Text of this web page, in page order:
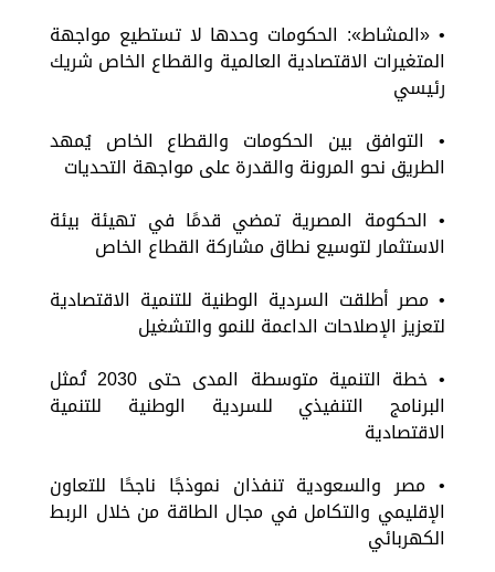
• «المشاط»: الحكومات وحدها لا تستطيع مواجهة
المتغيرات الاقتصادية العالمية والقطاع الخاص شريك
رئيسي
• التوافق بين الحكومات والقطاع الخاص يُمهد
الطريق نحو المرونة والقدرة على مواجهة التحديات
• الحكومة المصرية تمضي قدمًا في تهيئة بيئة
الاستثمار لتوسيع نطاق مشاركة القطاع الخاص
• مصر أطلقت السردية الوطنية للتنمية الاقتصادية
لتعزيز الإصلاحات الداعمة للنمو والتشغيل
• خطة التنمية متوسطة المدى حتى 2030 تُمثل
البرنامج التنفيذي للسردية الوطنية للتنمية
الاقتصادية
• مصر والسعودية تنفذان نموذجًا ناجحًا للتعاون
الإقليمي والتكامل في مجال الطاقة من خلال الربط
الكهربائي